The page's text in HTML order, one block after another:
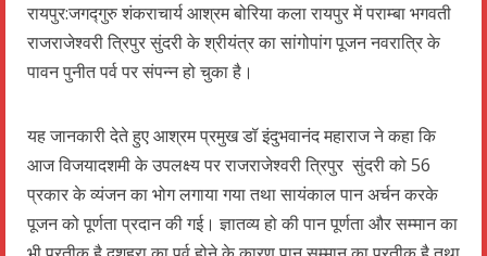
रायपुर:जगद्गुरु शंकराचार्य आश्रम बोरिया कला रायपुर में पराम्बा भगवती
राजराजेश्वरी त्रिपुर सुंदरी के श्रीयंत्र का सांगोपांग पूजन नवरात्रि के
पावन पुनीत पर्व पर संपन्न हो चुका है।
यह जानकारी देते हुए आश्रम प्रमुख डॉ इंदुभवानंद महाराज ने कहा कि
आज विजयादशमी के उपलक्ष्य पर राजराजेश्वरी त्रिपुर सुंदरी को 56
प्रकार के व्यंजन का भोग लगाया गया तथा सायंकाल पान अर्चन करके
पूजन को पूर्णता प्रदान की गई। ज्ञातव्य हो की पान पूर्णता और सम्मान का